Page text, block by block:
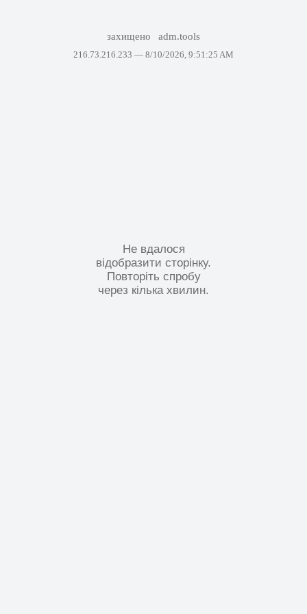
захищено adm.tools
216.73.216.233 — 8/10/2026, 9:51:25 AM
Не вдалося
відобразити сторінку.
Повторіть спробу
через кілька хвилин.